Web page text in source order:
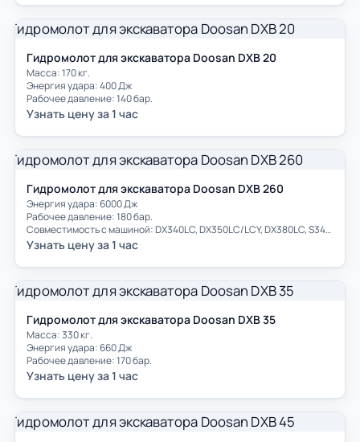
Гидромолот для экскаватора Doosan DXB 20
Масса: 170 кг.
Энергия удара: 400 Дж
Рабочее давление: 140 бар.
Узнать цену за 1 час
Гидромолот для экскаватора Doosan DXB 260
Энергия удара: 6000 Дж
Рабочее давление: 180 бар.
Совместимость с машиной: DX340LC, DX350LC/LCY, DX380LC, S340LC, S340LC7
Узнать цену за 1 час
Гидромолот для экскаватора Doosan DXB 35
Масса: 330 кг.
Энергия удара: 660 Дж
Рабочее давление: 170 бар.
Узнать цену за 1 час